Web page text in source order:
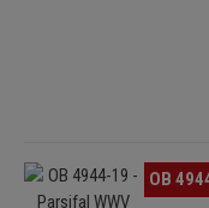
Bildergalerie überspringen
OB